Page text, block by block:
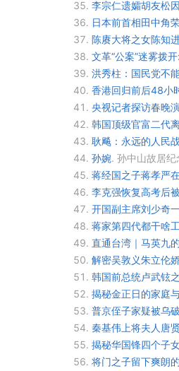
35. 李宗仁遗孀胡友松
36. 日本前首相田中角
37. 陈赓大将之女陈知
38. 文革“公案”迷雾拨
39. 洪秀柱：国民党不
40. 香港回归前后48小
41. 央视记者探访春晚
42. 韩国顶级官富二代
43. 耿飚：永远的人民
44. 孙婉. 孙中山故居
45. 蒋经国之子蒋孝严
46. 李克强恢复高考后
47. 开国副主席刘少奇
48. 蒋家第四代都干啥
49. 直通台湾｜马英九
50. 解密吴敦义朱立伦
51. 韩国前总统卢武铉
52. 揭秘金正日的家庭
53. 普京侄子家疑被乌
54. 秦基伟上将夫人唐
55. 揭秘华国锋四个子
56. 将门之子留下爽朗